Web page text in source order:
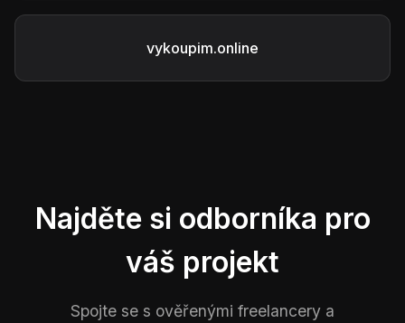
vykoupim.online
Najděte si odborníka pro
váš projekt
Spojte se s ověřenými freelancery a